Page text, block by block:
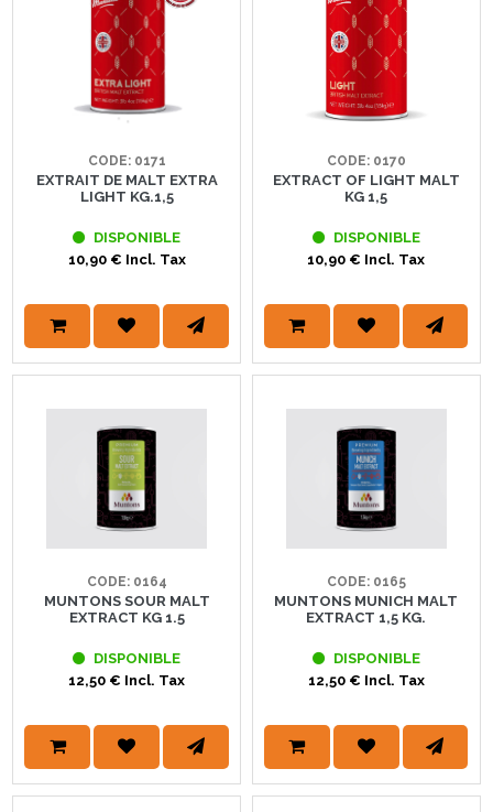
CODE: 0171
EXTRAIT DE MALT EXTRA
LIGHT KG.1,5
DISPONIBLE
10,90 € Incl. Tax
CODE: 0170
EXTRACT OF LIGHT MALT
KG 1,5
DISPONIBLE
10,90 € Incl. Tax
CODE: 0164
MUNTONS SOUR MALT
EXTRACT KG 1.5
DISPONIBLE
12,50 € Incl. Tax
CODE: 0165
MUNTONS MUNICH MALT
EXTRACT 1,5 KG.
DISPONIBLE
12,50 € Incl. Tax